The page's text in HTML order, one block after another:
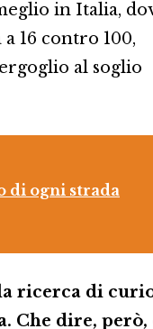
in Italia,
16 contro 100,
al soglio
di ogni strada
ricerca di
Che dire, però,